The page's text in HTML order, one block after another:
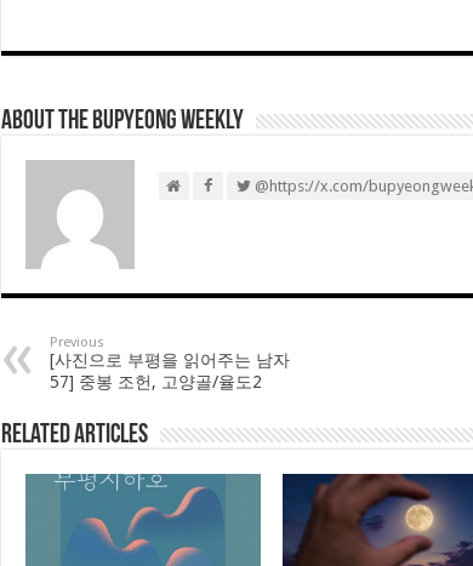
About THE BUPYEONG WEEKLY
@https://x.com/
Previous
[사진으로 부평을 읽어주는 남자
57] 중봉 조헌, 고양골/율도2
Related Articles